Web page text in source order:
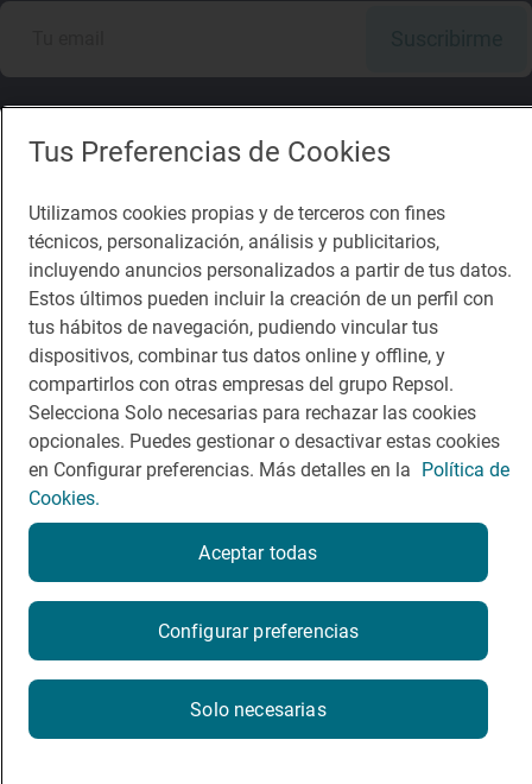
App Store Google Play
Guía Repsol
Comer
Dormir
Enlaces
Contacto
Sala de prensa
Canal de ética
Política de privacidad Política de cookies
Condiciones del servicio
© Repsol S.A. 2000- 2026
Tus Preferencias de Cookies
Utilizamos cookies propias y de terceros con fines
técnicos, personalización, análisis y publicitarios,
incluyendo anuncios personalizados a partir de tus datos.
Estos últimos pueden incluir la creación de un perfil con
tus hábitos de navegación, pudiendo vincular tus
dispositivos, combinar tus datos online y offline, y
compartirlos con otras empresas del grupo Repsol.
Selecciona Solo necesarias para rechazar las cookies
opcionales. Puedes gestionar o desactivar estas cookies
en Configurar preferencias. Más detalles en la Política de
Cookies.
Configurar preferencias
Solo necesarias
Aceptar todas